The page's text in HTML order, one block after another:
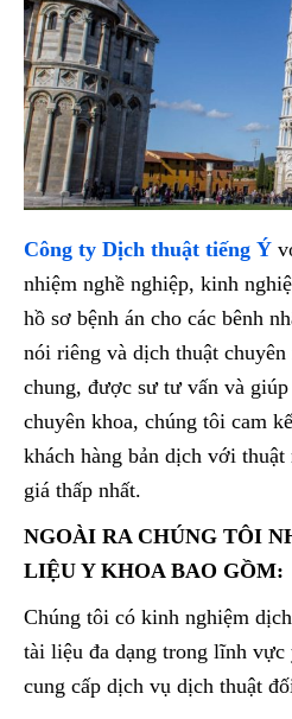
Công ty Dịch thuật tiếng Ý
nhiệm nghề nghiệp, kinh
hồ sơ bệnh án cho các bênh
nói riêng và dịch thuật
chung, được sư tư vấn và
chuyên khoa, chúng tôi cam
khách hàng bản dịch với
giá thấp nhất.
NGOÀI RA CHÚNG TÔI
LIỆU Y KHOA BAO GỒM:
Chúng tôi có kinh nghiệm
tài liệu đa dạng trong lĩnh
cung cấp dịch vụ dịch thuật